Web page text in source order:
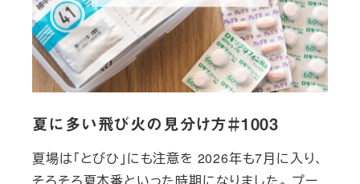
夏に多い飛び火の見分け方＃1003
夏場は「とびひ」にも注意を 2026年も7月に入り、
そろそろ夏本番といった時期になりました。 プー